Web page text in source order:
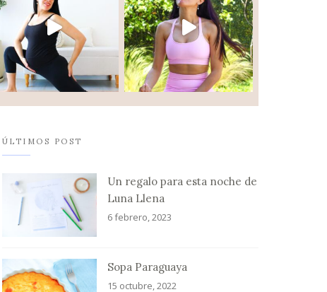
ÚLTIMOS POST
Un regalo para esta noche de
Luna Llena
6 febrero, 2023
Sopa Paraguaya
15 octubre, 2022